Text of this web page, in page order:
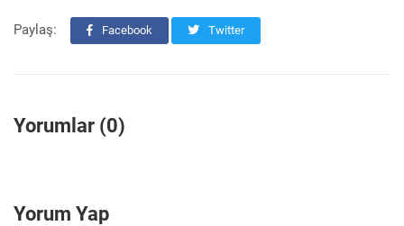
Paylaş: Facebook Twitter
Yorumlar (0)
Yorum Yap